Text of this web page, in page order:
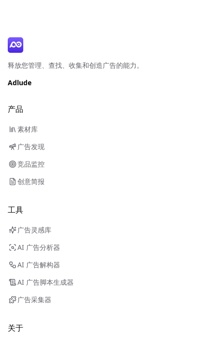
释放您管理、查找、收集和创造广告的能力。
Adlude
产品
素材库
广告发现
竞品监控
创意简报
工具
广告灵感库
AI 广告分析器
AI 广告解构器
AI 广告脚本生成器
广告采集器
关于